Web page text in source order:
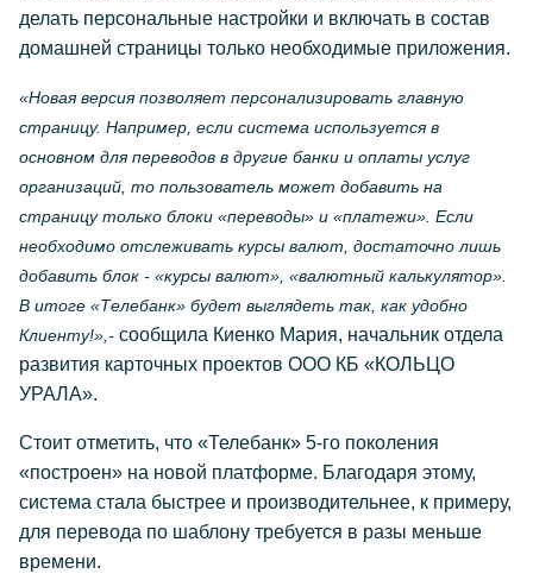
делать персональные настройки и включать в состав
домашней страницы только необходимые приложения.
«Новая версия позволяет персонализировать главную
страницу. Например, если система используется в
основном для переводов в другие банки и оплаты услуг
организаций, то пользователь может добавить на
страницу только блоки «переводы» и «платежи». Если
необходимо отслеживать курсы валют, достаточно лишь
добавить блок - «курсы валют», «валютный калькулятор».
В итоге «Телебанк» будет выглядеть так, как удобно
Клиенту!»,- сообщила Киенко Мария, начальник отдела
развития карточных проектов ООО КБ «КОЛЬЦО
УРАЛА».
Стоит отметить, что «Телебанк» 5-го поколения
«построен» на новой платформе. Благодаря этому,
система стала быстрее и производительнее, к примеру,
для перевода по шаблону требуется в разы меньше
времени.